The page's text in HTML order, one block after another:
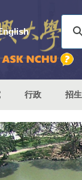
行政 招生